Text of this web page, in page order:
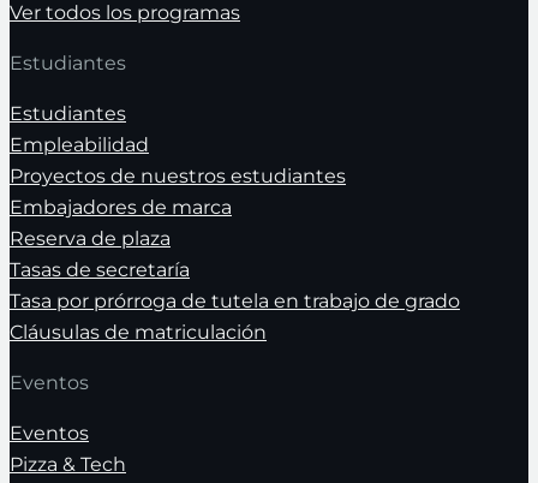
Ver todos los programas
Estudiantes
Estudiantes
Empleabilidad
Proyectos de nuestros estudiantes
Embajadores de marca
Reserva de plaza
Tasas de secretaría
Tasa por prórroga de tutela en trabajo de grado
Cláusulas de matriculación
Eventos
Eventos
Pizza & Tech